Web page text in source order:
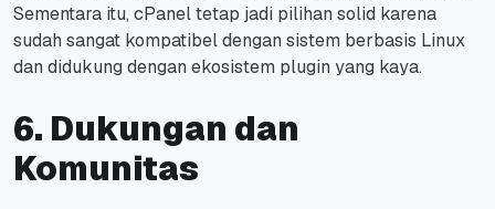
Sementara itu, cPanel tetap jadi pilihan solid karena
sudah sangat kompatibel dengan sistem berbasis Linux
dan didukung dengan ekosistem plugin yang kaya.
6. Dukungan dan
Komunitas